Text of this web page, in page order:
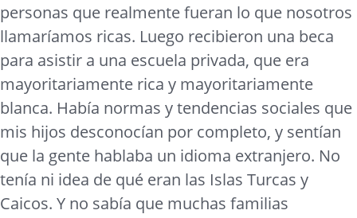
personas que realmente fueran lo que nosotros
llamaríamos ricas. Luego recibieron una beca
para asistir a una escuela privada, que era
mayoritariamente rica y mayoritariamente
blanca. Había normas y tendencias sociales que
mis hijos desconocían por completo, y sentían
que la gente hablaba un idioma extranjero. No
tenía ni idea de qué eran las Islas Turcas y
Caicos. Y no sabía que muchas familias